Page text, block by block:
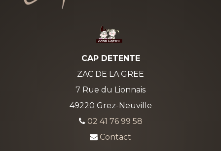
CAP DETENTE
ZAC DE LA GREE
7 Rue du Lionnais
49220 Grez-Neuville
02 41 76 99 58
Contact